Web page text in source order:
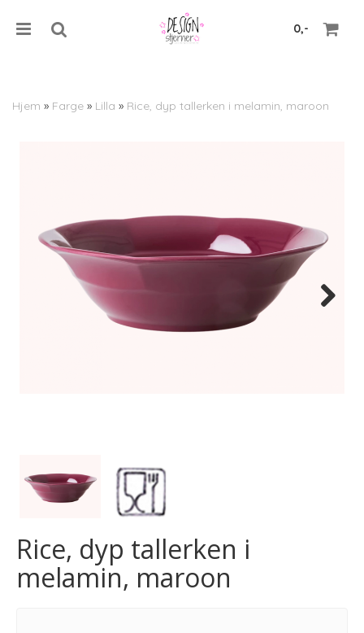
0,-
Hjem » Farge » Lilla » Rice, dyp tallerken i melamin, maroon
Rice, dyp tallerken i
melamin, maroon